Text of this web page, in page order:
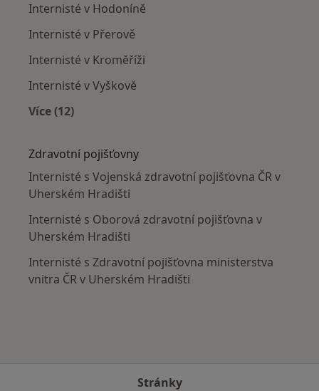
Internisté v Hodoníně
Internisté v Přerově
Internisté v Kroměříži
Internisté v Vyškově
Více (12)
Zdravotní pojišťovny
Internisté s Vojenská zdravotní pojišťovna ČR v
Uherském Hradišti
Internisté s Oborová zdravotní pojišťovna v
Uherském Hradišti
Internisté s Zdravotní pojišťovna ministerstva
vnitra ČR v Uherském Hradišti
Stránky